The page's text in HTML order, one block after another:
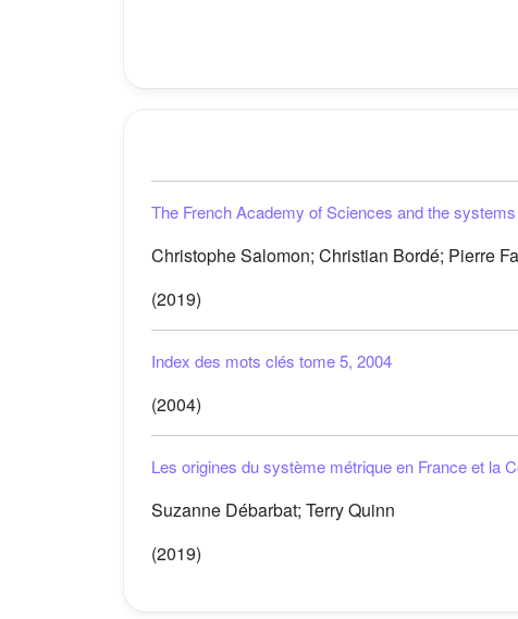
The French Academy of Sciences and the
Christophe Salomon; Christian Bordé; Pierre
(2019)
Index des mots clés tome 5, 2004
(2004)
Les origines du système métrique en France et la
Suzanne Débarbat; Terry Quinn
(2019)